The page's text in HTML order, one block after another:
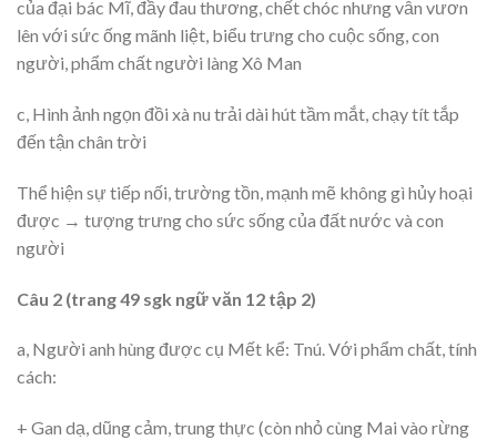
của đại bác Mĩ, đầy đau thương, chết chóc nhưng vẫn vươn
lên với sức ống mãnh liệt, biểu trưng cho cuộc sống, con
người, phẩm chất người làng Xô Man
c, Hình ảnh ngọn đồi xà nu trải dài hút tầm mắt, chạy tít tắp
đến tận chân trời
Thể hiện sự tiếp nối, trường tồn, mạnh mẽ không gì hủy hoại
được → tượng trưng cho sức sống của đất nước và con
người
Câu 2 (trang 49 sgk ngữ văn 12 tập 2)
a, Người anh hùng được cụ Mết kể: Tnú. Với phẩm chất, tính
cách:
+ Gan dạ, dũng cảm, trung thực (còn nhỏ cùng Mai vào rừng